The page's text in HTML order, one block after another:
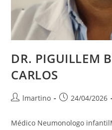
DR. PIGUILLEM
CARLOS
lmartino 24/04/2026
Médico Neumonologo